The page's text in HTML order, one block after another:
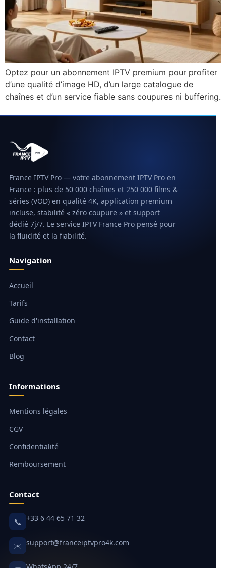
Optez pour un abonnement IPTV premium pour profiter
d’une qualité d’image HD, d’un large catalogue de
chaînes et d’un service fiable sans coupures ni buffering.
France IPTV Pro — votre abonnement IPTV Pro en
France : plus de 50 000 chaînes et 250 000 films &
séries (VOD) en qualité 4K, application premium
incluse, stabilité « zéro coupure » et support
dédié 7j/7. Le service IPTV France Pro pensé pour
la fluidité et la fiabilité.
Navigation
Accueil
Tarifs
Guide d'installation
Contact
Blog
Informations
Mentions légales
CGV
Confidentialité
Remboursement
Contact
📞 +33 6 44 65 71 32
✉️ support@franceiptvpro4k.com